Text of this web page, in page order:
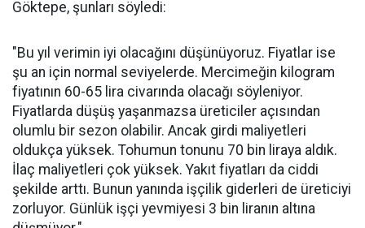
Göktepe, şunları söyledi:
"Bu yıl verimin iyi olacağını düşünüyoruz. Fiyatlar ise
şu an için normal seviyelerde. Mercimeğin kilogram
fiyatının 60-65 lira civarında olacağı söyleniyor.
Fiyatlarda düşüş yaşanmazsa üreticiler açısından
olumlu bir sezon olabilir. Ancak girdi maliyetleri
oldukça yüksek. Tohumun tonunu 70 bin liraya aldık.
İlaç maliyetleri çok yüksek. Yakıt fiyatları da ciddi
şekilde arttı. Bunun yanında işçilik giderleri de üreticiyi
zorluyor. Günlük işçi yevmiyesi 3 bin liranın altına